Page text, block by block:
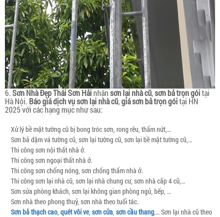
6.Sơn Nhà Đẹp Thái Sơn Hảinhậnsơn lại nhà cũ,sơn bả trọn góitại
Hà Nội. Báo giá dịch vụ sơn lại nhà cũ,giá sơn bả trọn góitại HN
2025 với các hạng mục như sau:
Xử lý bề mặt tường cũ bị bong tróc sơn, rong rêu, thấm nứt,…
Sơn bả dặm vá tường cũ, sơn lại tường cũ, sơn lại bề mặt tường cũ,…
Thi công sơn nội thất nhà ở.
Thi công sơn ngoại thất nhà ở.
Thi công sơn chống nóng, sơn chống thấm nhà ở.
Thi công sơn lại nhà cũ, sơn lại nhà chung cư, sơn nhà cấp 4 cũ,…
Sơn sửa phòng khách, sơn lại không gian phòng ngủ, bếp, …
Sơn nhà theo phong thuỷ, sơn nhà theo tuổi tác.
Sơn bả thạch cao, quét vôi ve, sơn cửa, sơn cầu thang,… Sơn lại nhà cũ theo